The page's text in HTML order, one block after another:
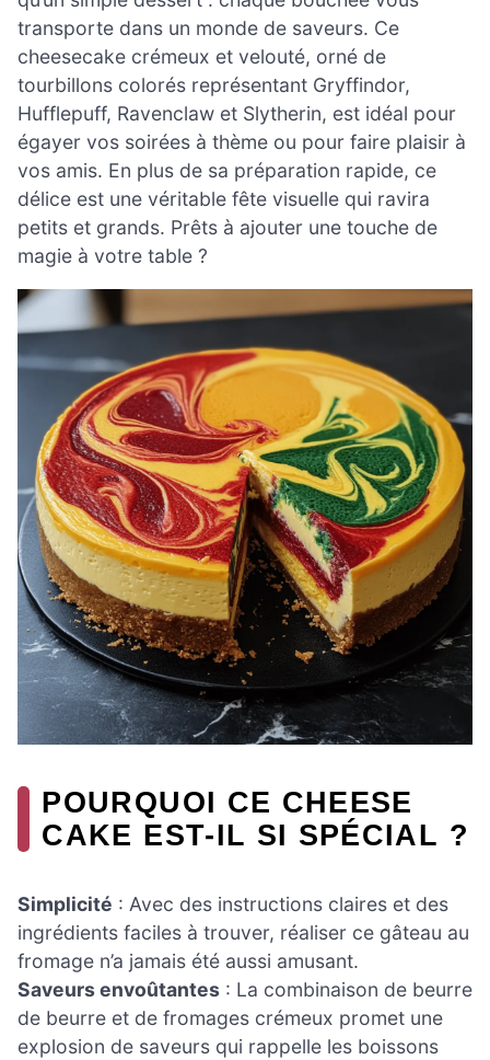
transporte dans un monde de saveurs. Ce
cheesecake crémeux et velouté, orné de
tourbillons colorés représentant Gryffindor,
Hufflepuff, Ravenclaw et Slytherin, est idéal pour
égayer vos soirées à thème ou pour faire plaisir à
vos amis. En plus de sa préparation rapide, ce
délice est une véritable fête visuelle qui ravira
petits et grands. Prêts à ajouter une touche de
magie à votre table ?
POURQUOI CE CHEESE
CAKE EST-IL SI SPÉCIAL ?
Simplicité : Avec des instructions claires et des
ingrédients faciles à trouver, réaliser ce gâteau au
fromage n’a jamais été aussi amusant.
Saveurs envoûtantes : La combinaison de beurre
de beurre et de fromages crémeux promet une
explosion de saveurs qui rappelle les boissons